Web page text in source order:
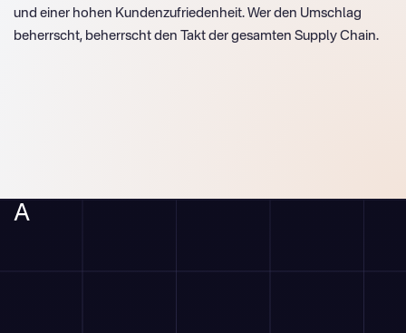
und einer hohen Kundenzufriedenheit. Wer den Umschlag
beherrscht, beherrscht den Takt der gesamten Supply Chain.
A